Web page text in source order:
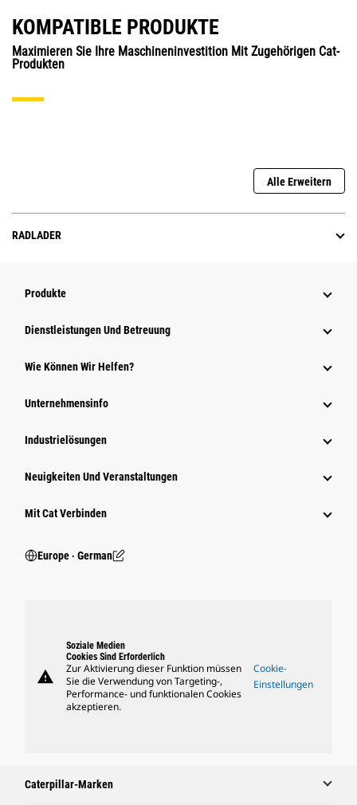
KOMPATIBLE PRODUKTE
Maximieren Sie Ihre Maschineninvestition Mit Zugehörigen Cat-
Produkten
Alle Erweitern
RADLADER
Produkte
Dienstleistungen Und Betreuung
Wie Können Wir Helfen?
Unternehmensinfo
Industrielösungen
Neuigkeiten Und Veranstaltungen
Mit Cat Verbinden
Europe ‧ German
warning
Soziale Medien
Cookies Sind Erforderlich
Zur Aktivierung dieser Funktion müssen
Sie die Verwendung von Targeting-,
Performance- und funktionalen Cookies
akzeptieren.
Cookie-
Einstellungen
Caterpillar-Marken